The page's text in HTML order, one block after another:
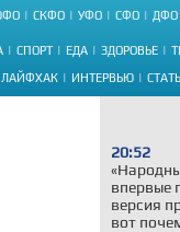
СКФО УФО СФО ДФО
СПОРТ ЕДА ЗДОРОВЬЕ
ЛАЙФХАК ИНТЕРВЬЮ
20:52
впервые
версия
вот